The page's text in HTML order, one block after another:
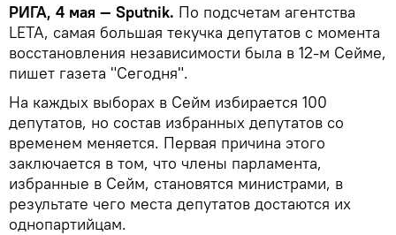
РИГА, 4 мая — Sputnik. По подсчетам агентства
LETA, самая большая текучка депутатов с момента
восстановления независимости была в 12-м Сейме,
пишет газета "Сегодня".
На каждых выборах в Сейм избирается 100
депутатов, но состав избранных депутатов со
временем меняется. Первая причина этого
заключается в том, что члены парламента,
избранные в Сейм, становятся министрами, в
результате чего места депутатов достаются их
однопартийцам.